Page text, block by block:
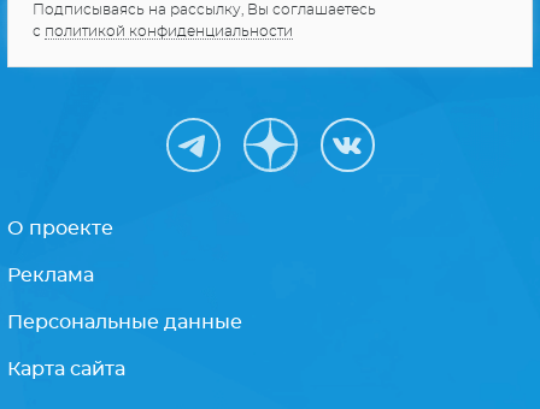
Подписываясь на рассылку, Вы соглашаетесь
с политикой конфиденциальности
О проекте
Реклама
Персональные данные
Карта сайта